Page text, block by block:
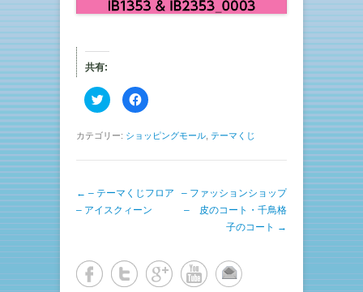
共有:
ク
リ
し
w
t
e
r
新
し
い
F
a
b
k
有
す
る
ッ
ク
し
カテゴリー: ショッピングモール テーマくじ
投稿ナビゲーション
← – テーマくじフロア
– アイスクィーン
– ファッションショップ
– 皮のコート・千鳥格
子のコート →